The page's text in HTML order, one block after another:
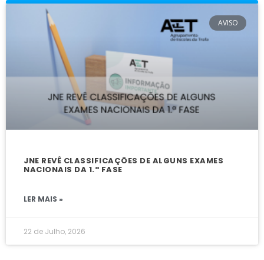
AVISO
JNE REVÊ CLASSIFICAÇÕES DE ALGUNS EXAMES
NACIONAIS DA 1.ª FASE
LER MAIS »
22 de Julho, 2026